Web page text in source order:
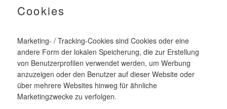
Cookies
Marketing- / Tracking-Cookies sind Cookies oder eine
andere Form der lokalen Speicherung, die zur Erstellung
von Benutzerprofilen verwendet werden, um Werbung
anzuzeigen oder den Benutzer auf dieser Website oder
über mehrere Websites hinweg für ähnliche
Marketingzwecke zu verfolgen.